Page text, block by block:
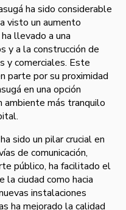
ha sido considerable
visto un aumento
llevado a una
y a la construcción de
y comerciales. Este
parte por su proximidad
en una opción
ambiente más tranquilo
sido un pilar crucial en
de comunicación,
público, ha facilitado el
ciudad como hacia
instalaciones
ha mejorado la calidad